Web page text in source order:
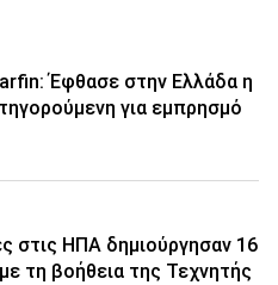
Έφθασε στην Ελλάδα η
για εμπρησμό
στις ΗΠΑ δημιούργησαν 16
τη βοήθεια της Τεχνητής